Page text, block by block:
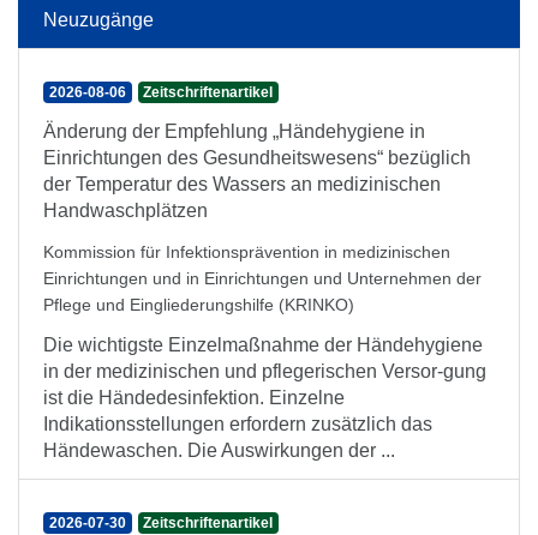
Neuzugänge
2026-08-06 Zeitschriftenartikel
Änderung der Empfehlung „Händehygiene in
Einrichtungen des Gesundheitswesens“ bezüglich
der Temperatur des Wassers an medizinischen
Handwaschplätzen
Kommission für Infektionsprävention in medizinischen
Einrichtungen und in Einrichtungen und Unternehmen der
Pflege und Eingliederungshilfe (KRINKO)
Die wichtigste Einzelmaßnahme der Händehygiene
in der medizinischen und pflegerischen Versor-gung
ist die Händedesinfektion. Einzelne
Indikationsstellungen erfordern zusätzlich das
Händewaschen. Die Auswirkungen der ...
2026-07-30 Zeitschriftenartikel